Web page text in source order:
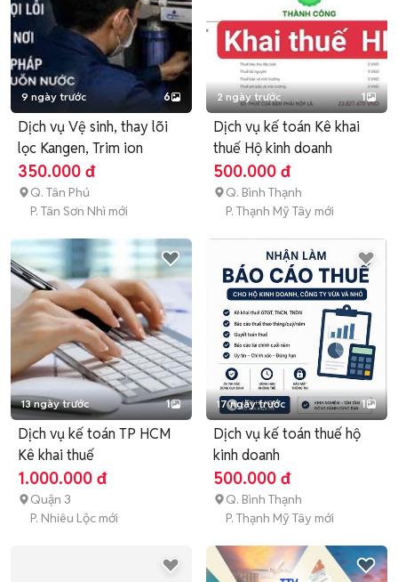
9 ngày trước 6
Dịch vụ Vệ sinh, thay lõi
lọc Kangen, Trim ion
350.000 đ
Q. Tân Phú
P. Tân Sơn Nhì mới
2 ngày trước 1
Dịch vụ kế toán Kê khai
thuế Hộ kinh doanh
500.000 đ
Q. Bình Thạnh
P. Thạnh Mỹ Tây mới
13 ngày trước 1
Dịch vụ kế toán TP HCM
Kê khai thuế
1.000.000 đ
Quận 3
P. Nhiêu Lộc mới
17 ngày trước 1
Dịch vụ kế toán thuế hộ
kinh doanh
500.000 đ
Q. Bình Thạnh
P. Thạnh Mỹ Tây mới